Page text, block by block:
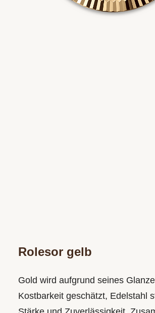
Rolesor gelb
Gold wird aufgrund seines
Kostbarkeit geschätzt, Edelstahl